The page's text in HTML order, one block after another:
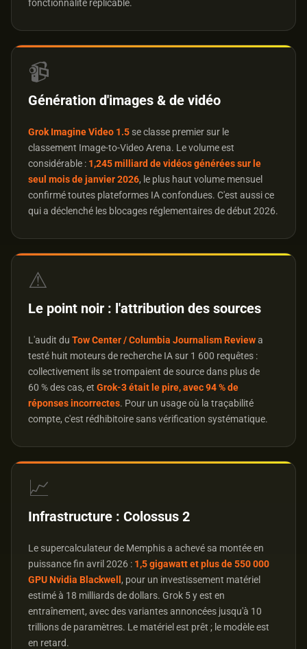
fonctionnalité réplicable.
📹
Génération d'images & de vidéo
Grok Imagine Video 1.5 se classe premier sur le
classement Image-to-Video Arena. Le volume est
considérable : 1,245 milliard de vidéos générées sur le
seul mois de janvier 2026, le plus haut volume mensuel
confirmé toutes plateformes IA confondues. C'est aussi ce
qui a déclenché les blocages réglementaires de début 2026.
⚠
Le point noir : l'attribution des sources
L'audit du Tow Center / Columbia Journalism Reviewa
testé huit moteurs de recherche IA sur 1 600 requêtes :
collectivement ils se trompaient de source dans plus de
60 % des cas, et Grok-3 était le pire, avec 94 % de
réponses incorrectes. Pour un usage où la traçabilité
compte, c'est rédhibitoire sans vérification systématique.
📈
Infrastructure : Colossus 2
Le supercalculateur de Memphis a achevé sa montée en
puissance fin avril 2026 : 1,5 gigawatt et plus de 550 000
GPU Nvidia Blackwell , pour un investissement matériel
estimé à 18 milliards de dollars. Grok 5 y est en
entraînement, avec des variantes annoncées jusqu'à 10
trillions de paramètres. Le matériel est prêt ; le modèle est
en retard.